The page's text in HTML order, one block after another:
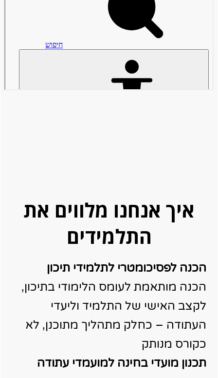
איך אנחנו מלווים את
התלמידים
הכנה לפסיכומטרי לתלמידי תיכון
הכנה מותאמת לעומס הלימודי בתיכון,
לקצב האישי של התלמיד וליעדי
העתודה – כחלק מתהליך מתוכנן, לא
כקורס מנותק
תכנון מועדי בחינה למועמדי עתודה